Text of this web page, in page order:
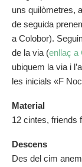
uns quilòmetres,
de seguida
a Colobor).
de la via (enllaç a
ubiquem la via i
les inicials «F
Material
12 cintes, friends
Descens
Des del cim